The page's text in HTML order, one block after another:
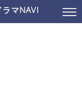
マNAVI